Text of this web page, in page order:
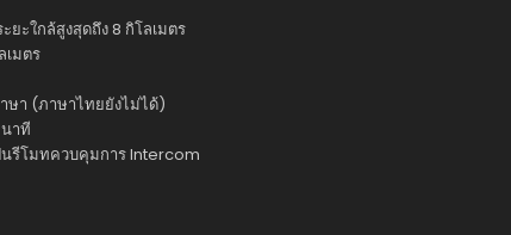
ะใกล้สูงสุดถึง 8 กิโลเมตร
เมตร
ษา (ภาษาไทยยังไม่ได้)
าที
นรีโมทควบคุมการ Intercom